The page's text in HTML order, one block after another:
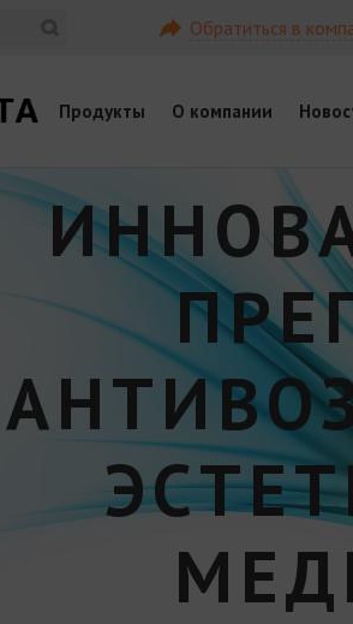
Обратиться в
Продукты О компании